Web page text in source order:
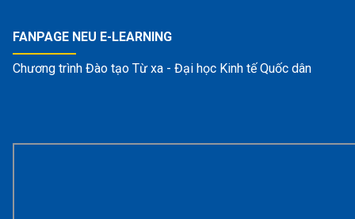
FANPAGE NEU E-LEARNING
Chương trình Đào tạo Từ xa - Đại học Kinh tế Quốc dân